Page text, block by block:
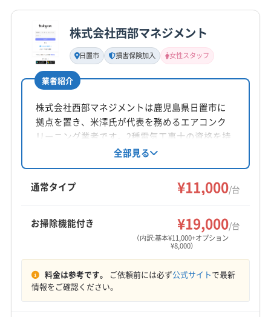
株式会社西部マネジメント
日置市 損害保険加入 女性スタッフ
業者紹介
株式会社西部マネジメントは鹿児島県日置市に
拠点を置き、米澤氏が代表を務めるエアコンク
リーニング業者です。2種電気工事士の資格を持
ち、損害保険にも加入済み。防カビコーティン
グや室外機洗浄も提供し、営業時間外の相談も
可能です。丁寧な作業と各種ウイルスへの効果
が期待できる除菌抗菌コートが特徴です。
全部見る
通常タイプ ¥11,000/台
お掃除機能付き ¥19,000/台
（内訳:基本¥11,000+オプション
¥8,000）
料金は参考です。 ご依頼前には必ず公式サイトで最新
情報をご確認ください。